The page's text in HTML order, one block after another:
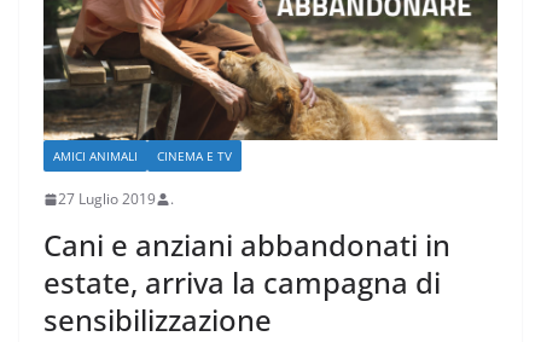
AMICI ANIMALI CINEMA E TV
27 Luglio 2019 .
Cani e anziani abbandonati in
estate, arriva la campagna di
sensibilizzazione